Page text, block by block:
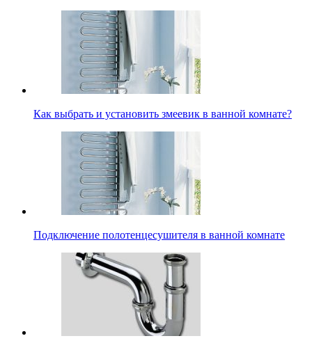
Как выбрать и установить змеевик в ванной комнате?
Подключение полотенцесушителя в ванной комнате